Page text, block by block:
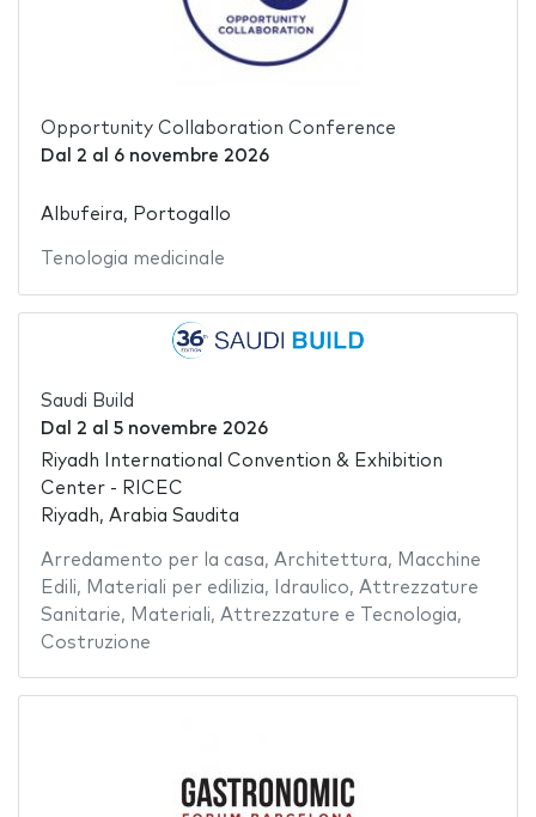
Opportunity Collaboration Conference
Dal 2 al 6 novembre 2026
Albufeira, Portogallo
Tenologia medicinale
Saudi Build
Dal 2 al 5 novembre 2026
Riyadh International Convention & Exhibition
Center - RICEC
Riyadh, Arabia Saudita
Arredamento per la casa, Architettura, Macchine
Edili, Materiali per edilizia, Idraulico, Attrezzature
Sanitarie, Materiali, Attrezzature e Tecnologia,
Costruzione